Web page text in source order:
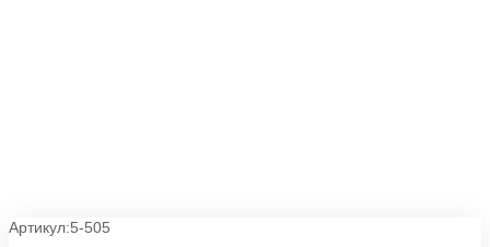
Артикул:5-505